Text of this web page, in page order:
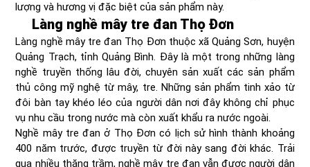
lượng và hương vị đặc biệt của sản phẩm này.
Làng nghề mây tre đan Thọ Đơn
Làng nghề mây tre đan Thọ Đơn thuộc xã Quảng Sơn, huyện
Quảng Trạch, tỉnh Quảng Bình. Đây là một trong những làng
nghề truyền thống lâu đời, chuyên sản xuất các sản phẩm
thủ công mỹ nghệ từ mây, tre. Những sản phẩm tinh xảo từ
đôi bàn tay khéo léo của người dân nơi đây không chỉ phục
vụ nhu cầu trong nước mà còn xuất khẩu ra nước ngoài.
Nghề mây tre đan ở Thọ Đơn có lịch sử hình thành khoảng
400 năm trước, được truyền từ đời này sang đời khác. Trải
qua nhiều thăng trầm, nghề mây tre đan vẫn được người dân